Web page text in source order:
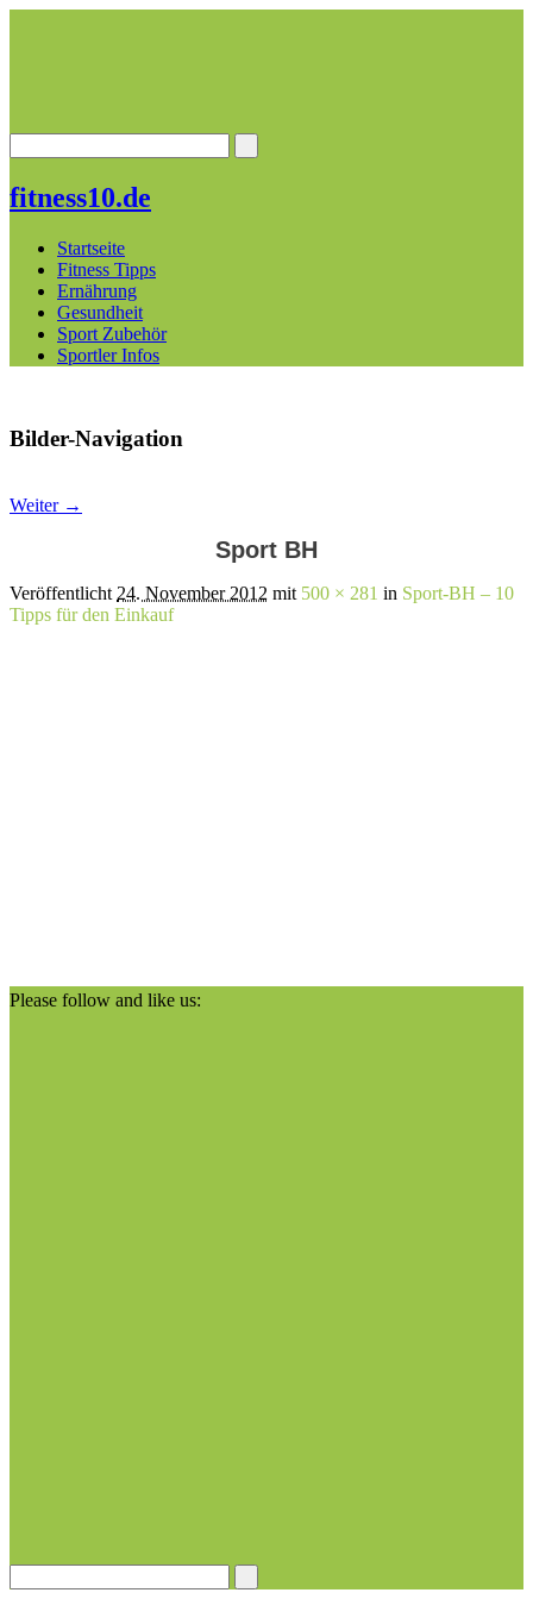
fitness10.de
Startseite
Fitness Tipps
Ernährung
Gesundheit
Sport Zubehör
Sportler Infos
Bilder-Navigation
Weiter →
Sport BH
Veröffentlicht24. November 2012 mit 500 × 281 in Sport-BH – 10
Tipps für den Einkauf
Please follow and like us: